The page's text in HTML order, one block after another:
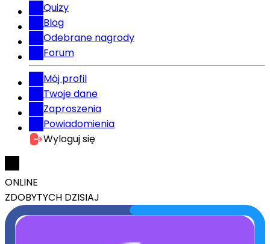
Quizy
Blog
Odebrane nagrody
Forum
Mój profil
Twoje dane
Zaproszenia
Powiadomienia
Wyloguj się
ONLINE
ZDOBYTYCH DZISIAJ